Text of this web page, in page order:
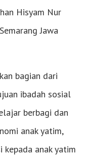
Hisyam Nur
Jawa
bagian dari
ibadah sosial
berbagi dan
anak yatim,
kepada anak yatim